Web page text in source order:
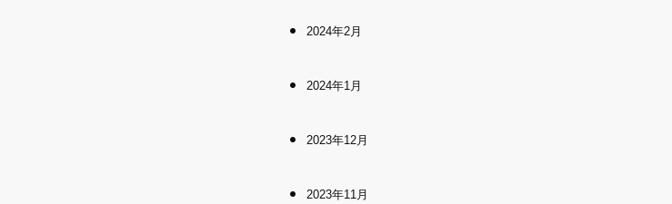
2024年2月
2024年1月
2023年12月
2023年11月